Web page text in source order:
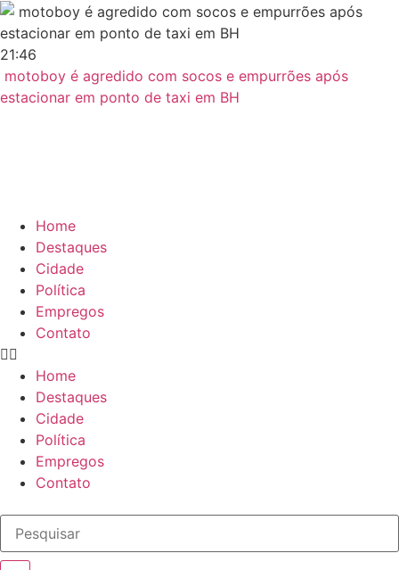
21:46
motoboy é agredido com socos e empurrões após
estacionar em ponto de taxi em BH
Home
Destaques
Cidade
Política
Empregos
Contato
Home
Destaques
Cidade
Política
Empregos
Contato